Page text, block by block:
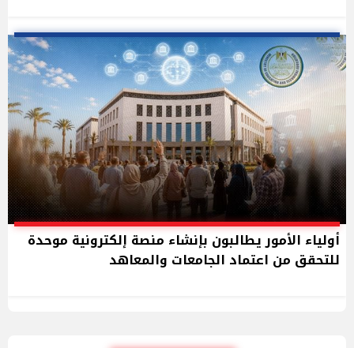
أولياء الأمور يطالبون بإنشاء منصة إلكترونية موحدة
للتحقق من اعتماد الجامعات والمعاهد